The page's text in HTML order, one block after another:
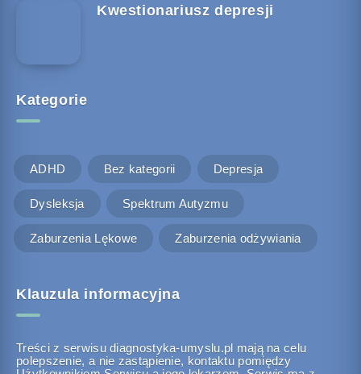
Kwestionariusz depresji
Kategorie
ADHD Bez kategorii Depresja
Dysleksja Spektrum Autyzmu
Zaburzenia Lękowe Zaburzenia odżywiania
Klauzula informacyjna
Treści z serwisu diagnostyka-umyslu.pl mają na celu
polepszenie, a nie zastąpienie, kontaktu pomiędzy